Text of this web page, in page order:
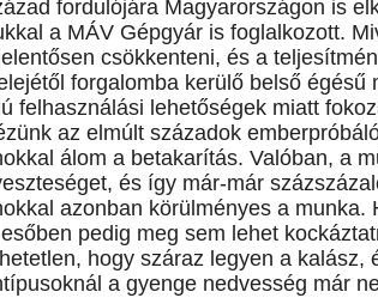
fordulójára Magyarországon is
a MÁV Gépgyár is foglalkozott.
csökkenteni, és a
forgalomba kerülő belső
felhasználási lehetőségek miatt
az elmúlt századok
álom a betakarítás. Valóban, a
és így már-már
azonban körülményes a
pedig meg sem lehet
hogy száraz legyen a
a gyenge nedvesség már